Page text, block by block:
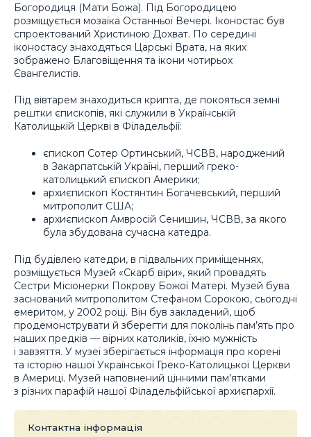
Богородиця (Мати Божа). Під Богородицею
розміщується мозаїка Останньої Вечері. Іконостас був
спроектований Христиною Дохват. По середині
іконостасу знаходяться Царські Врата, на яких
зображено Благовіщення та ікони чотирьох
Євангелистів.
Під вівтарем знаходиться крипта, де покояться земні
рештки єпископів, які служили в Українській
Католицькій Церкві в Філадельфії:
єпископ Сотер Ортинський, ЧСВВ, народжений
в Закарпатській Україні, перший греко-
католицький єпископ Америки;
архиєпископ Костянтин Богачевський, перший
митрополит США;
архиєпископ Амвросій Сенишин, ЧСВВ, за якого
була збудована сучасна катедра.
Під будівлею катедри, в підвальних приміщеннях,
розміщується Музей «Скарб віри», який провадять
Сестри Місіонерки Покрову Божої Матері. Музей бува
заснований митрополитом Стефаном Сорокою, сьогодні
емеритом, у 2002 році. Він був закладений, щоб
продемонструвати й зберегти для поколінь пам’ять про
наших предків — вірних католиків, їхню мужність
і завзяття. У музеї зберігається інформація про корені
та історію нашої Української Греко-Католицької Церкви
в Америці. Музей наповнений цінними пам’ятками
з різних парафій нашої Філадельфійської архиєпархії.
Контактна інформація